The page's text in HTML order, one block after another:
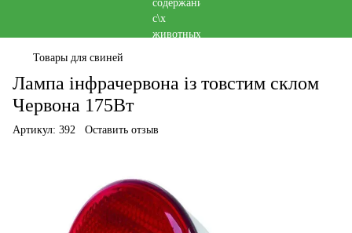
Товары для свиней
Лампа інфрачервона із товстим склом
Червона 175Вт
Артикул: 392 Оставить отзыв